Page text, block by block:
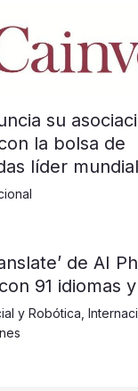
su
la bolsa de
líder
de AI
91 idiomas
y Robótica,